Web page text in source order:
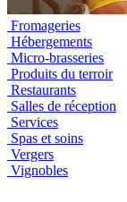
Fromageries
Hébergements
Micro-brasseries
Produits du terroir
Restaurants
Salles de réception
Services
Spas et soins
Vergers
Vignobles